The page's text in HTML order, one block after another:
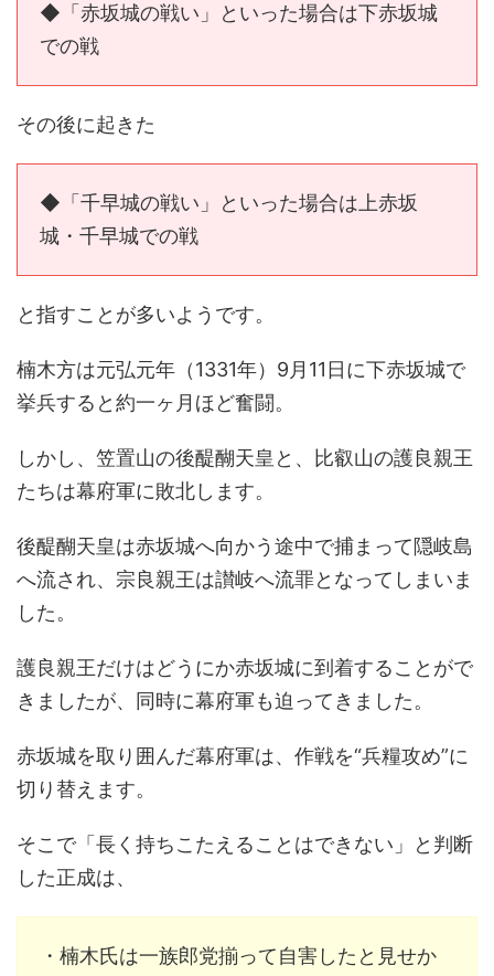
◆「赤坂城の戦い」といった場合は下赤坂城
での戦
その後に起きた
◆「千早城の戦い」といった場合は上赤坂
城・千早城での戦
と指すことが多いようです。
楠木方は元弘元年（1331年）9月11日に下赤坂城で
挙兵すると約一ヶ月ほど奮闘。
しかし、笠置山の後醍醐天皇と、比叡山の護良親王
たちは幕府軍に敗北します。
後醍醐天皇は赤坂城へ向かう途中で捕まって隠岐島
へ流され、宗良親王は讃岐へ流罪となってしまいま
した。
護良親王だけはどうにか赤坂城に到着することがで
きましたが、同時に幕府軍も迫ってきました。
赤坂城を取り囲んだ幕府軍は、作戦を“兵糧攻め”に
切り替えます。
そこで「長く持ちこたえることはできない」と判断
した正成は、
・楠木氏は一族郎党揃って自害したと見せか